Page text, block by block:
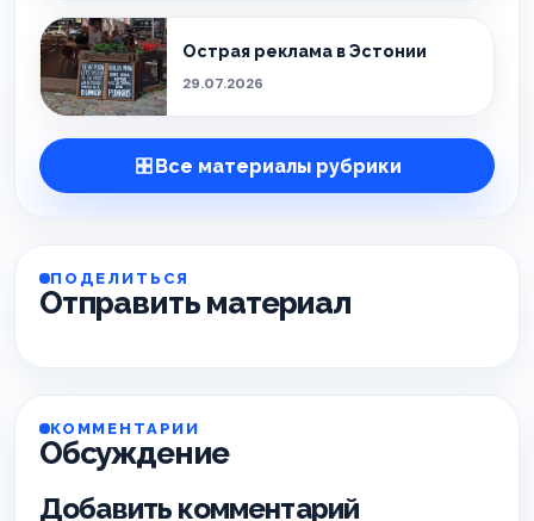
Острая реклама в Эстонии
29.07.2026
Все материалы рубрики
ПОДЕЛИТЬСЯ
Отправить материал
КОММЕНТАРИИ
Обсуждение
Добавить комментарий